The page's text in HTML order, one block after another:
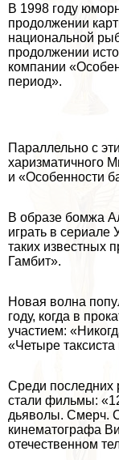
В 1998 году
продолжении
национальной
продолжении
компании
период».
Параллельно с
харизматичного
и «Особенности
В образе бoмжа
играть в сериале
таких известных
Гамбит».
Новая волна
году, когда в
участием:
«Четыре
Среди последних
стали фильмы:
дьяволы. Смерч.
кинематографа
отечественном